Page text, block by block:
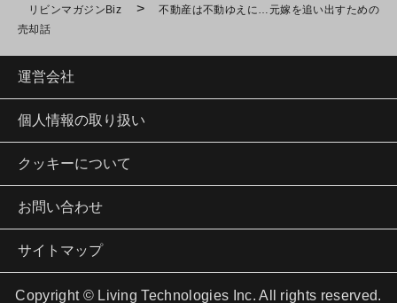
リビンマガジンBiz >
不動産は不動ゆえに…元嫁を追い出すための
売却話
運営会社
個人情報の取り扱い
クッキーについて
お問い合わせ
サイトマップ
Copyright © Living Technologies Inc. All rights reserved.